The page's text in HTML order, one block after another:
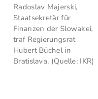
Radoslav Majerski,
Staatsekretär für
Finanzen der Slowakei,
traf Regierungsrat
Hubert Büchel in
Bratislava. (Quelle: IKR)